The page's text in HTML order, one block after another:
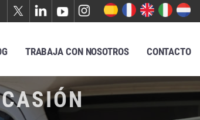
TRABAJA CON NOSOTROS CONTACTO